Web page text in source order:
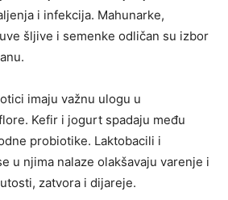
i infekcija. Mahunarke,
šljive i semenke odličan su izbor
imaju važnu ulogu u
Kefir i jogurt spadaju među
probiotike. Laktobacili i
u njima nalaze olakšavaju varenje i
zatvora i dijareje.